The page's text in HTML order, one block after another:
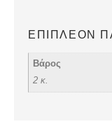
ΕΠΙΠΛΈΟΝ
Βάρος
2 κ.